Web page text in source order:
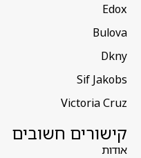
Edox
Bulova
Dkny
Sif Jakobs
Victoria Cruz
קישורים חשובים
אודות